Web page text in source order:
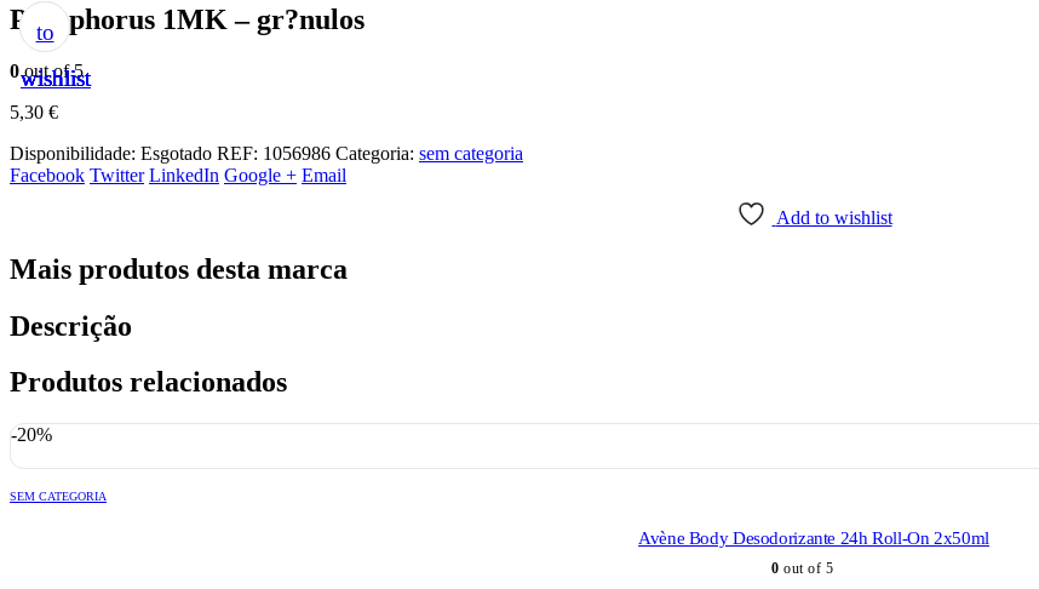
Phosphorus 1MK – gr?nulos
0out of 5
5,30 €
Disponibilidade: Esgotado REF: 1056986 Categoria: sem categoria
Facebook Twitter LinkedIn Google + Email
Add to wishlist
Mais produtos desta marca
Descrição
Produtos relacionados
-20%
to
wishlist
SEM CATEGORIA
Avène Body Desodorizante 24h Roll-On 2x50ml
0 out of 5
to
wishlist
to
wishlist
to
wishlist
to
wishlist